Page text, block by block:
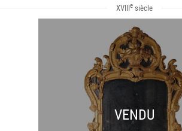
XVIIIesiècle
VENDU